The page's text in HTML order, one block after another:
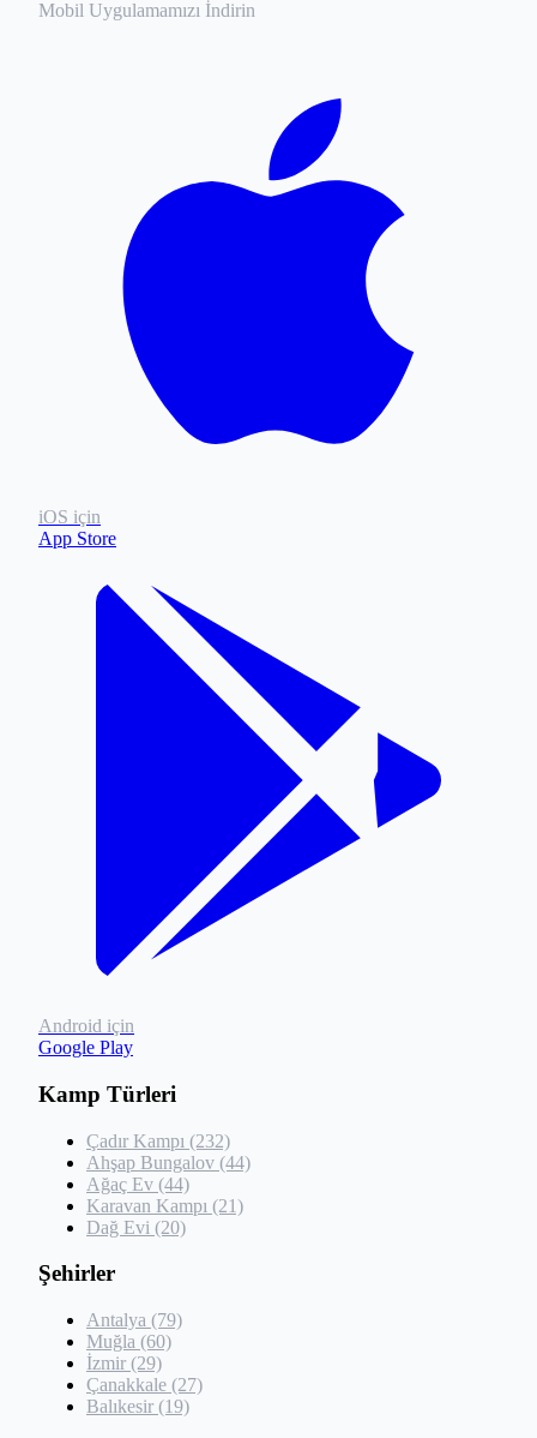
Mobil Uygulamamızı İndirin
iOS için
App Store
Android için
Google Play
Kamp Türleri
Çadır Kampı (232)
Ahşap Bungalov (44)
Ağaç Ev (44)
Karavan Kampı (21)
Dağ Evi (20)
Şehirler
Antalya (79)
Muğla (60)
İzmir (29)
Çanakkale (27)
Balıkesir (19)